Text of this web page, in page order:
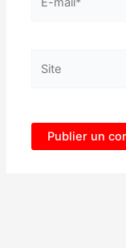
mail*